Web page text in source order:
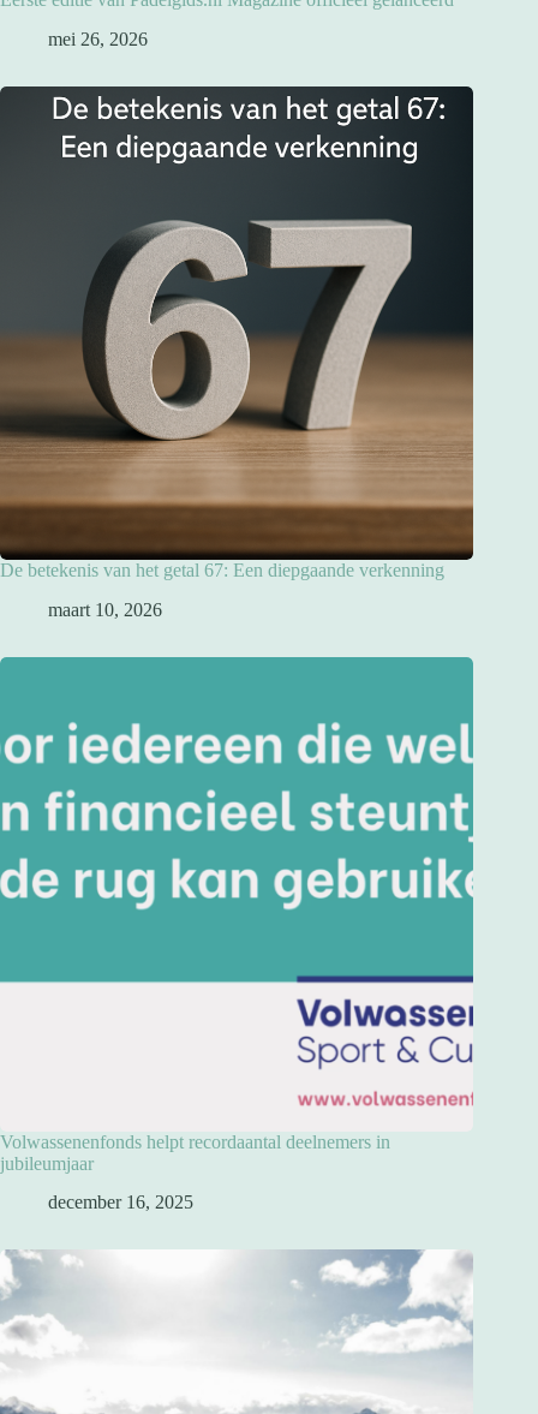
mei 26, 2026
De betekenis van het getal 67: Een diepgaande verkenning
maart 10, 2026
Volwassenenfonds helpt recordaantal deelnemers in
jubileumjaar
december 16, 2025